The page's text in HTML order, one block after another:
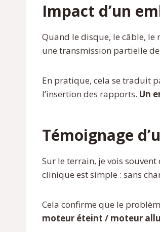
Impact d’un
Quand le disque, le câble, le
une transmission partielle
En pratique, cela se traduit
l’insertion des rapports. Un
Témoignage
Sur le terrain, je vois
clinique est simple : sans
Cela confirme que le
moteur éteint / moteur